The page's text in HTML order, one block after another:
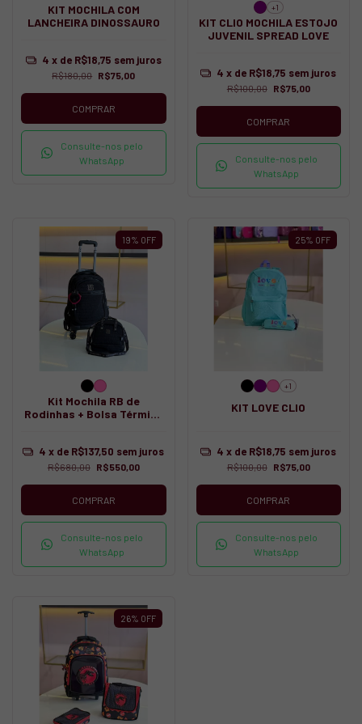
KIT MOCHILA COM
LANCHEIRA DINOSSAURO
R$180,00 R$75,00
4 x de R$18,75 sem juros
COMPRAR
Consulte-nos pelo
WhatsApp
+1
KIT CLIO MOCHILA ESTOJO
JUVENIL SPREAD LOVE
R$100,00 R$75,00
4 x de R$18,75 sem juros
COMPRAR
Consulte-nos pelo
WhatsApp
19% OFF
Kit Mochila RB de
Rodinhas + Bolsa Térmica
R$680,00 R$550,00
4 x de R$137,50 sem juros
COMPRAR
Consulte-nos pelo
WhatsApp
25% OFF
+1
KIT LOVE CLIO
R$100,00 R$75,00
4 x de R$18,75 sem juros
COMPRAR
Consulte-nos pelo
WhatsApp
26% OFF